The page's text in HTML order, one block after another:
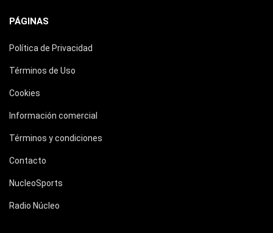
PÁGINAS
Política de Privacidad
Términos de Uso
Cookies
Información comercial
Términos y condiciones
Contacto
NucleoSports
Radio Núcleo